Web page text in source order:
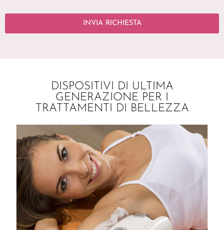
INVIA RICHIESTA
DISPOSITIVI DI ULTIMA
GENERAZIONE PER I
TRATTAMENTI DI BELLEZZA